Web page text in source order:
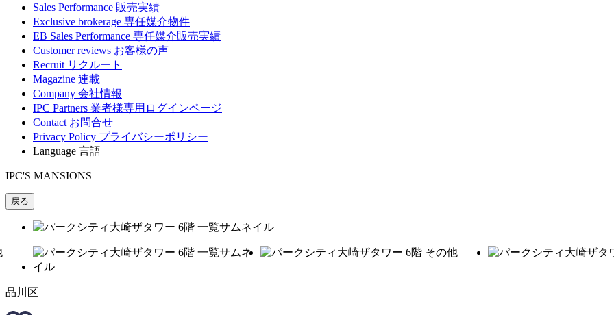
Sales Performance 販売実績
Exclusive brokerage 専任媒介物件
EB Sales Performance 専任媒介販売実績
Customer reviews お客様の声
Recruit リクルート
Magazine 連載
Company 会社情報
IPC Partners 業者様専用ログインページ
Contact お問合せ
Privacy Policy プライバシーポリシー
Language 言語
IPC'S MANSIONS
戻る
品川区